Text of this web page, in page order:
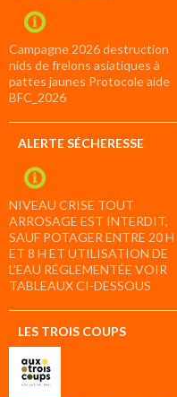
Campagne 2026 destruction
nids de frelons asiatiques à
pattes jaunes Protocole aide
BFC_2026
ALERTE SÉCHERESSE
NIVEAU CRISE TOUT
ARROSAGE EST INTERDIT,
SAUF POTAGER ENTRE 20 H
ET 8 H ET UTILISATION DE
L’EAU RÉGLEMENTÉE VOIR
TABLEAUX CI-DESSOUS
LES TROIS COUPS